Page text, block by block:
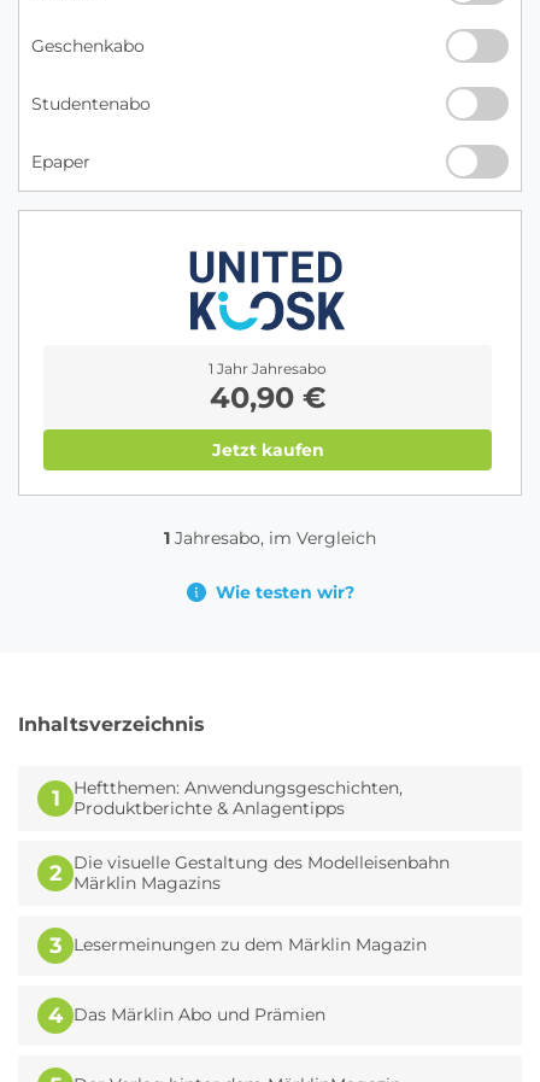
Geschenkabo
Studentenabo
Epaper
1 Jahr Jahresabo
40,90 €
Jetzt kaufen
1 Jahresabo, im Vergleich
Wie testen wir?
Inhaltsverzeichnis
1
Heftthemen: Anwendungsgeschichten,
Produktberichte & Anlagentipps
2
Die visuelle Gestaltung des Modelleisenbahn
Märklin Magazins
3 Lesermeinungen zu dem Märklin Magazin
4 Das Märklin Abo und Prämien